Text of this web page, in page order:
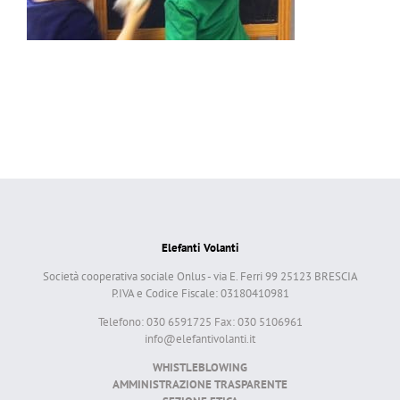
Elefanti Volanti
Società cooperativa sociale Onlus - via E. Ferri 99 25123 BRESCIA
P.IVA e Codice Fiscale: 03180410981
Telefono: 030 6591725 Fax: 030 5106961
info@elefantivolanti.it
WHISTLEBLOWING
AMMINISTRAZIONE TRASPARENTE